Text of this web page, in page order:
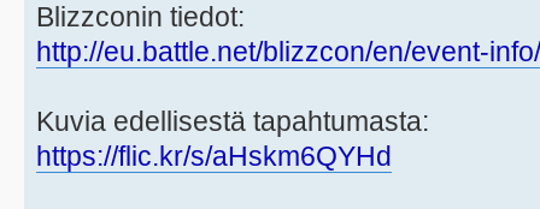
Blizzconin tiedot:
http://eu.battle.net/blizzcon/en/event-info/
Kuvia edellisestä tapahtumasta:
https://flic.kr/s/aHskm6QYHd